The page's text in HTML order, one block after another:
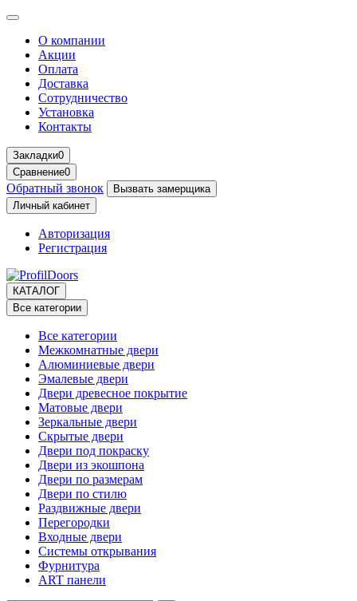
О компании
Акции
Оплата
Доставка
Сотрудничество
Установка
Контакты
Закладки0
Сравнение0
Обратный звонок
Вызвать замерщика
Личный кабинет
Авторизация
Регистрация
КАТАЛОГ
Все категории
Все категории
Межкомнатные двери
Алюминиевые двери
Эмалевые двери
Двери древесное покрытие
Матовые двери
Зеркальные двери
Скрытые двери
Двери под покраску
Двери из экошпона
Двери по размерам
Двери по стилю
Раздвижные двери
Перегородки
Входные двери
Системы открывания
Фурнитура
ART панели